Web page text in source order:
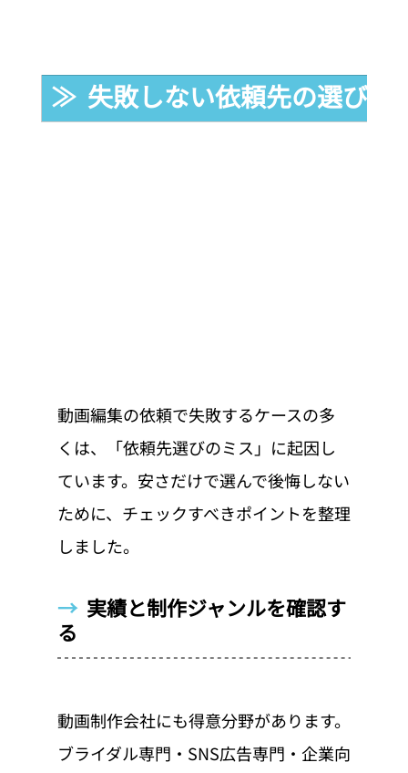
≫  失敗しない依頼先の選び方
動画編集の依頼で失敗するケースの多
くは、「依頼先選びのミス」に起因し
ています。安さだけで選んで後悔しない
ために、チェックすべきポイントを整理
しました。
→ 実績と制作ジャンルを確認す
る
動画制作会社にも得意分野があります。
ブライダル専門・SNS広告専門・企業向